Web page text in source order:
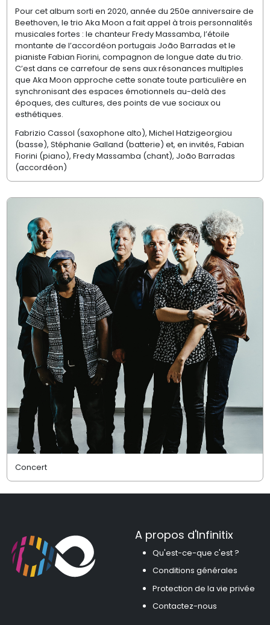
Pour cet album sorti en 2020, année du 250e anniversaire de
Beethoven, le trio Aka Moon a fait appel à trois personnalités
musicales fortes : le chanteur Fredy Massamba, l’étoile
montante de l’accordéon portugais João Barradas et le
pianiste Fabian Fiorini, compagnon de longue date du trio.
C’est dans ce carrefour de sens aux résonances multiples
que Aka Moon approche cette sonate toute particulière en
synchronisant des espaces émotionnels au-delà des
époques, des cultures, des points de vue sociaux ou
esthétiques.
Fabrizio Cassol (saxophone alto), Michel Hatzigeorgiou
(basse), Stéphanie Galland (batterie) et, en invités, Fabian
Fiorini (piano), Fredy Massamba (chant), João Barradas
(accordéon)
Concert
A propos d'Infinitix
Qu'est-ce-que c'est ?
Conditions générales
Protection de la vie privée
Contactez-nous